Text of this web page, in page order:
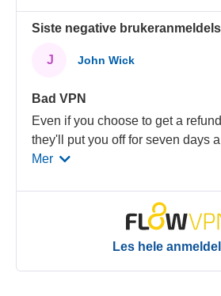
Siste negative
J John Wick
Bad VPN
Even if you choose to get a
they'll put you off for seven days
Mer
Les hele